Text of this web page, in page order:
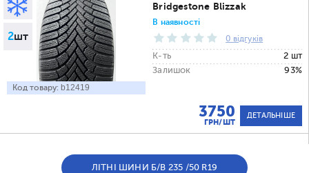
2шт
Код товару: b12419
Bridgestone Blizzak
В наявності
0 відгуків
К-ть
2 шт
Залишок
93%
3750
ГРН/ШТ
ДЕТАЛЬНІШЕ
ЛІТНІ ШИНИ Б/В 235 /50 R19